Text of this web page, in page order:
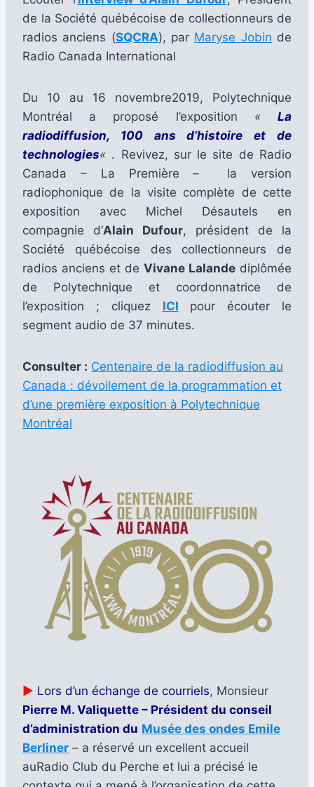
de la Société québécoise de collectionneurs de
radios anciens (SQCRA), par Maryse Jobin de
Radio Canada International
Du 10 au 16 novembre2019, Polytechnique
Montréal a proposé l’exposition «La
radiodiffusion, 100 ans d’histoire et de
technologies« . Revivez, sur le site de Radio
Canada – La Première – la version
radiophonique de la visite complète de cette
exposition avec Michel Désautels en
compagnie d’Alain Dufour, président de la
Société québécoise des collectionneurs de
radios anciens et de Vivane Lalande diplômée
de Polytechnique et coordonnatrice de
l’exposition ; cliquez ICI pour écouter le
segment audio de 37 minutes.
Consulter : Centenaire de la radiodiffusion au
Canada : dévoilement de la programmation et
d’une première exposition à Polytechnique
Montréal
► Lors d’un échange de courriels, Monsieur
Pierre M. Valiquette – Président du conseil
d’administration du Musée des ondes Emile
Berliner – a réservé un excellent accueil
auRadio Club du Perche et lui a précisé le